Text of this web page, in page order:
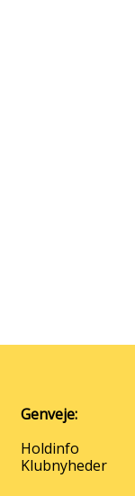
Genveje:
Holdinfo
Klubnyheder